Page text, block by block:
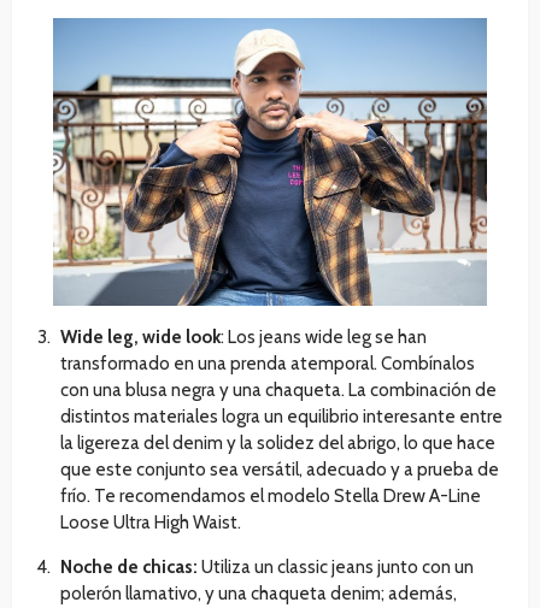
Wide leg, wide look: Los jeans wide leg se han
transformado en una prenda atemporal. Combínalos
con una blusa negra y una chaqueta. La combinación de
distintos materiales logra un equilibrio interesante entre
la ligereza del denim y la solidez del abrigo, lo que hace
que este conjunto sea versátil, adecuado y a prueba de
frío. Te recomendamos el modelo Stella Drew A-Line
Loose Ultra High Waist.
Noche de chicas: Utiliza un classic jeans junto con un
polerón llamativo, y una chaqueta denim; además,